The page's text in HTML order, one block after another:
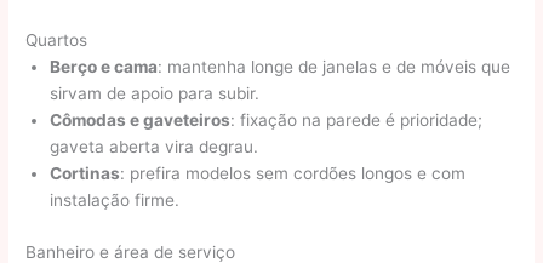
Quartos
Berço e cama: mantenha longe de janelas e de móveis que
sirvam de apoio para subir.
Cômodas e gaveteiros: fixação na parede é prioridade;
gaveta aberta vira degrau.
Cortinas: prefira modelos sem cordões longos e com
instalação firme.
Banheiro e área de serviço